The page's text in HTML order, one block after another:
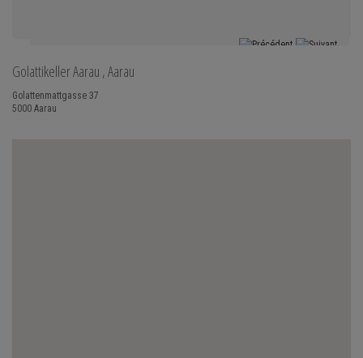
Golattikeller Aarau , Aarau
Golattenmattgasse 37
5000 Aarau